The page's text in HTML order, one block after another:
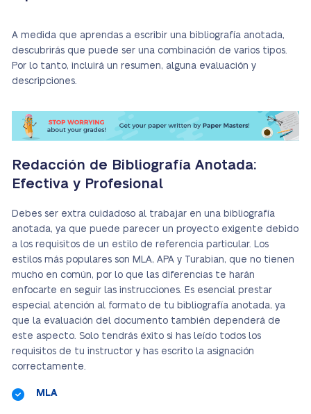
A medida que aprendas a escribir una bibliografía anotada,
descubrirás que puede ser una combinación de varios tipos.
Por lo tanto, incluirá un resumen, alguna evaluación y
descripciones.
Redacción de Bibliografía Anotada:
Efectiva y Profesional
Debes ser extra cuidadoso al trabajar en una bibliografía
anotada, ya que puede parecer un proyecto exigente debido
a los requisitos de un estilo de referencia particular. Los
estilos más populares son MLA, APA y Turabian, que no tienen
mucho en común, por lo que las diferencias te harán
enfocarte en seguir las instrucciones. Es esencial prestar
especial atención al formato de tu bibliografía anotada, ya
que la evaluación del documento también dependerá de
este aspecto. Solo tendrás éxito si has leído todos los
requisitos de tu instructor y has escrito la asignación
correctamente.
MLA